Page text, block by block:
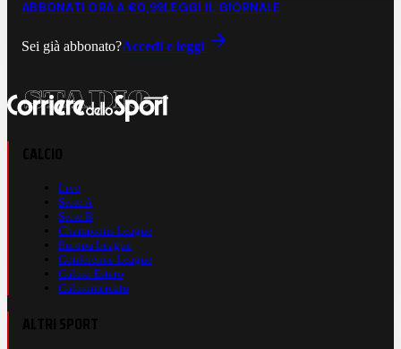
ABBONATI ORA A €0,99LEGGI IL GIORNALE
Sei già abbonato?Accedi e leggi
Live
Serie A
Serie B
Champions League
Europa League
Conference League
Calcio Estero
Calciomercato